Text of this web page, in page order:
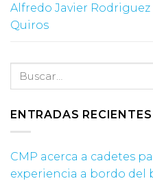
Alfredo Javier Rodriguez
Quiros
ENTRADAS RECIENTES
CMP acerca a cadetes
experiencia a bordo del